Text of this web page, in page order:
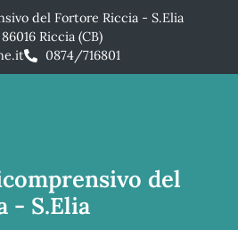
del Fortore Riccia - S.Elia
Riccia (CB)
0874/716801
del
- S.Elia